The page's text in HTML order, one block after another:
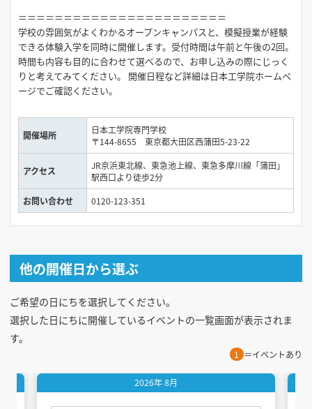
＝＝＝＝＝＝＝＝＝＝＝＝＝＝＝＝＝＝＝＝＝＝＝
学校の雰囲気がよくわかるオープンキャンパスと、模擬授業が経験
できる体験入学を同時に開催します。受付時間は午前と午後の2回。
時間も内容も目的に合わせて選べるので、お申し込みの際にじっく
りと考えてみてください。 開催日程など詳細は日本工学院ホームペ
ージでご確認ください。
開催場所
日本工学院専門学校
〒144-8655 東京都大田区西蒲田5-23-22
アクセス
JR京浜東北線、東急池上線、東急多摩川線「蒲田」
駅西口より徒歩2分
お問い合わせ
0120-123-351
他の開催日から選ぶ
ご希望の日にちを選択してください。
選択した日にちに開催しているイベントの一覧画面が表示されま
す。
1 ＝イベントあり
2026年8月